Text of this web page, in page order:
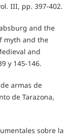
III, pp. 397-402.
and the
myth and the
and
y 145-146.
de armas de
de Tarazona,
sobre la